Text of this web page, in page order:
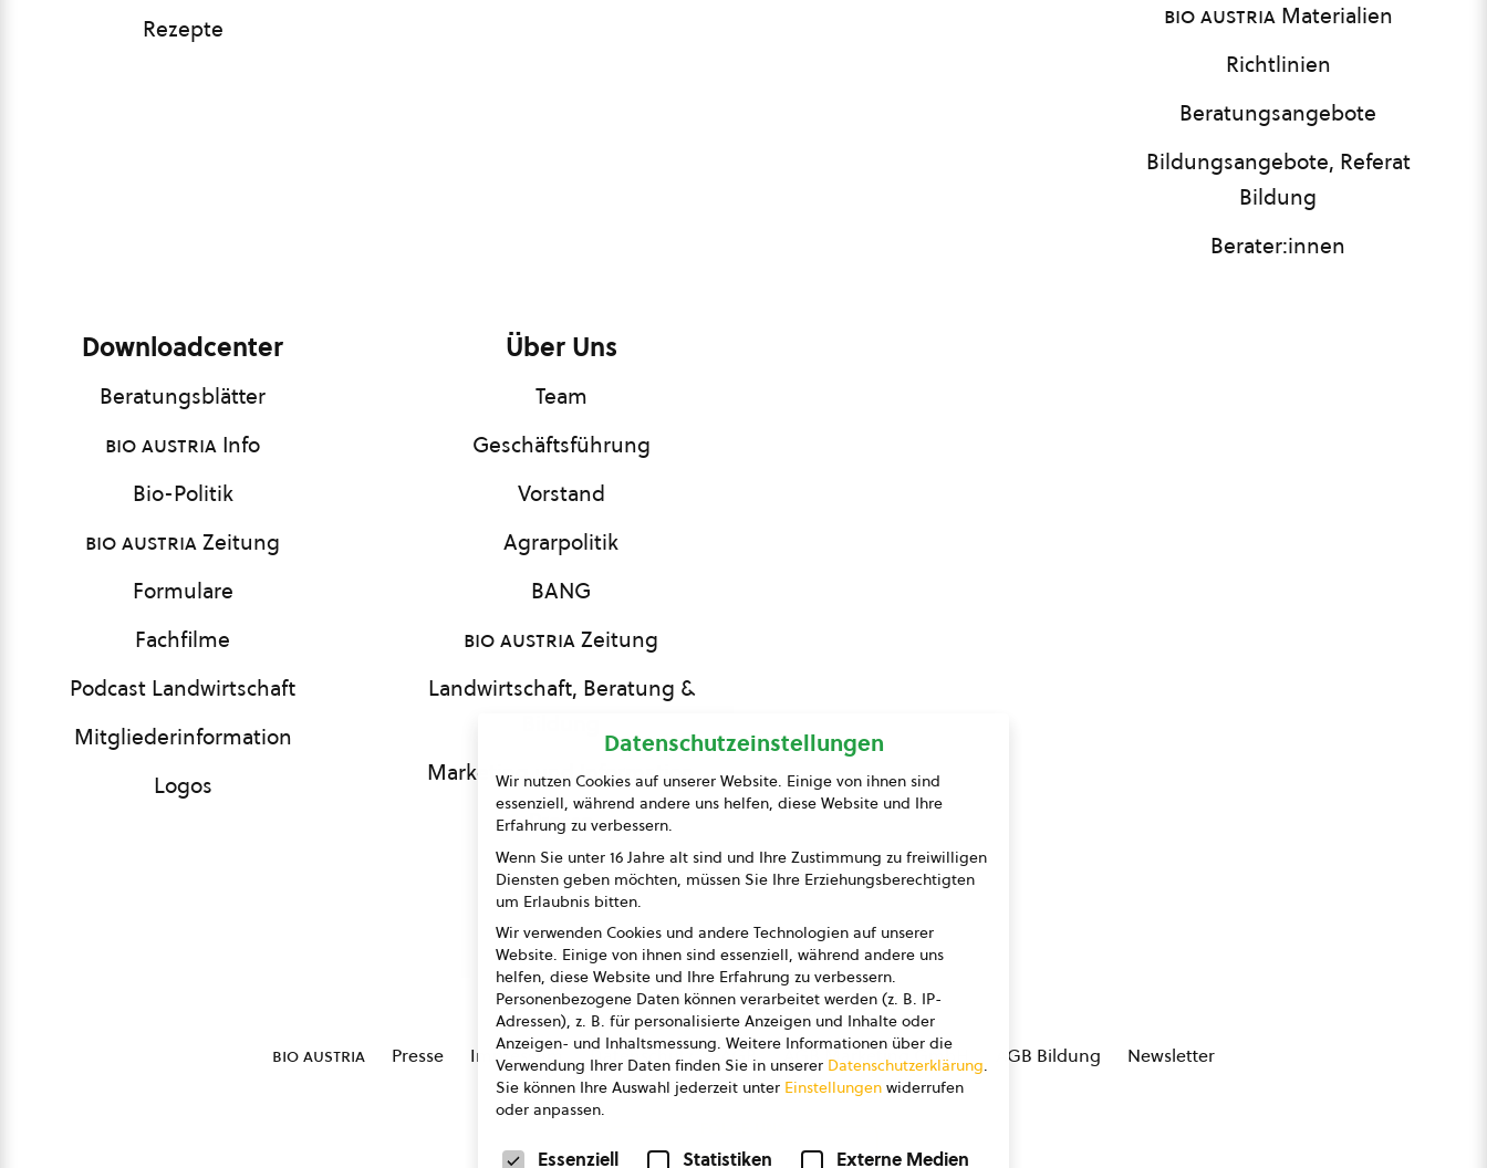
Rezepte
bio austriaMaterialien
Richtlinien
Beratungsangebote
Bildungsangebote, Referat
Bildung
Berater:innen
Downloadcenter
Beratungsblätter
bio austria Info
Bio-Politik
bio austriaZeitung
Formulare
Fachfilme
Podcast Landwirtschaft
Mitgliederinformation
Logos
Über Uns
Team
Geschäftsführung
Vorstand
Agrarpolitik
BANG
bio austriaZeitung
Landwirtschaft, Beratung &
Marketing und Information
Presse
Kontakt
bio austria Presse Impressum Datenschutz AGB AGB Marketing GmbH AGB Bildung Newsletter
Datenschutzeinstellungen
Wir nutzen Cookies auf unserer Website. Einige von ihnen sind
essenziell, während andere uns helfen, diese Website und Ihre
Erfahrung zu verbessern.
Wenn Sie unter 16 Jahre alt sind und Ihre Zustimmung zu freiwilligen
Diensten geben möchten, müssen Sie Ihre Erziehungsberechtigten
um Erlaubnis bitten.
Wir verwenden Cookies und andere Technologien auf unserer
Website. Einige von ihnen sind essenziell, während andere uns
helfen, diese Website und Ihre Erfahrung zu verbessern.
Personenbezogene Daten können verarbeitet werden (z. B. IP-
Adressen), z. B. für personalisierte Anzeigen und Inhalte oder
Anzeigen- und Inhaltsmessung. Weitere Informationen über die
Verwendung Ihrer Daten finden Sie in unserer Datenschutzerklärung.
Sie können Ihre Auswahl jederzeit unter Einstellungen widerrufen
oder anpassen.
Datenschutzeinstellungen
Essenziell Statistiken Externe Medien